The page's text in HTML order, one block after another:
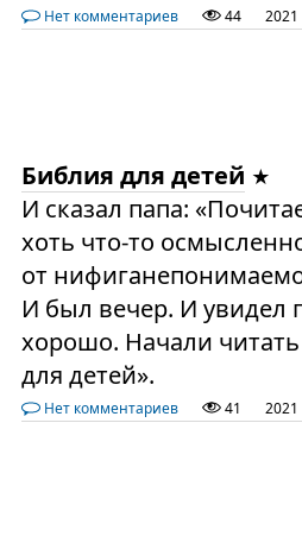
Нет комментариев 44 2021
Библия для детей
И сказал папа:
хоть что-то
от
И был вечер. И увидел
хорошо. Начали
для детей».
Нет комментариев 41 2021